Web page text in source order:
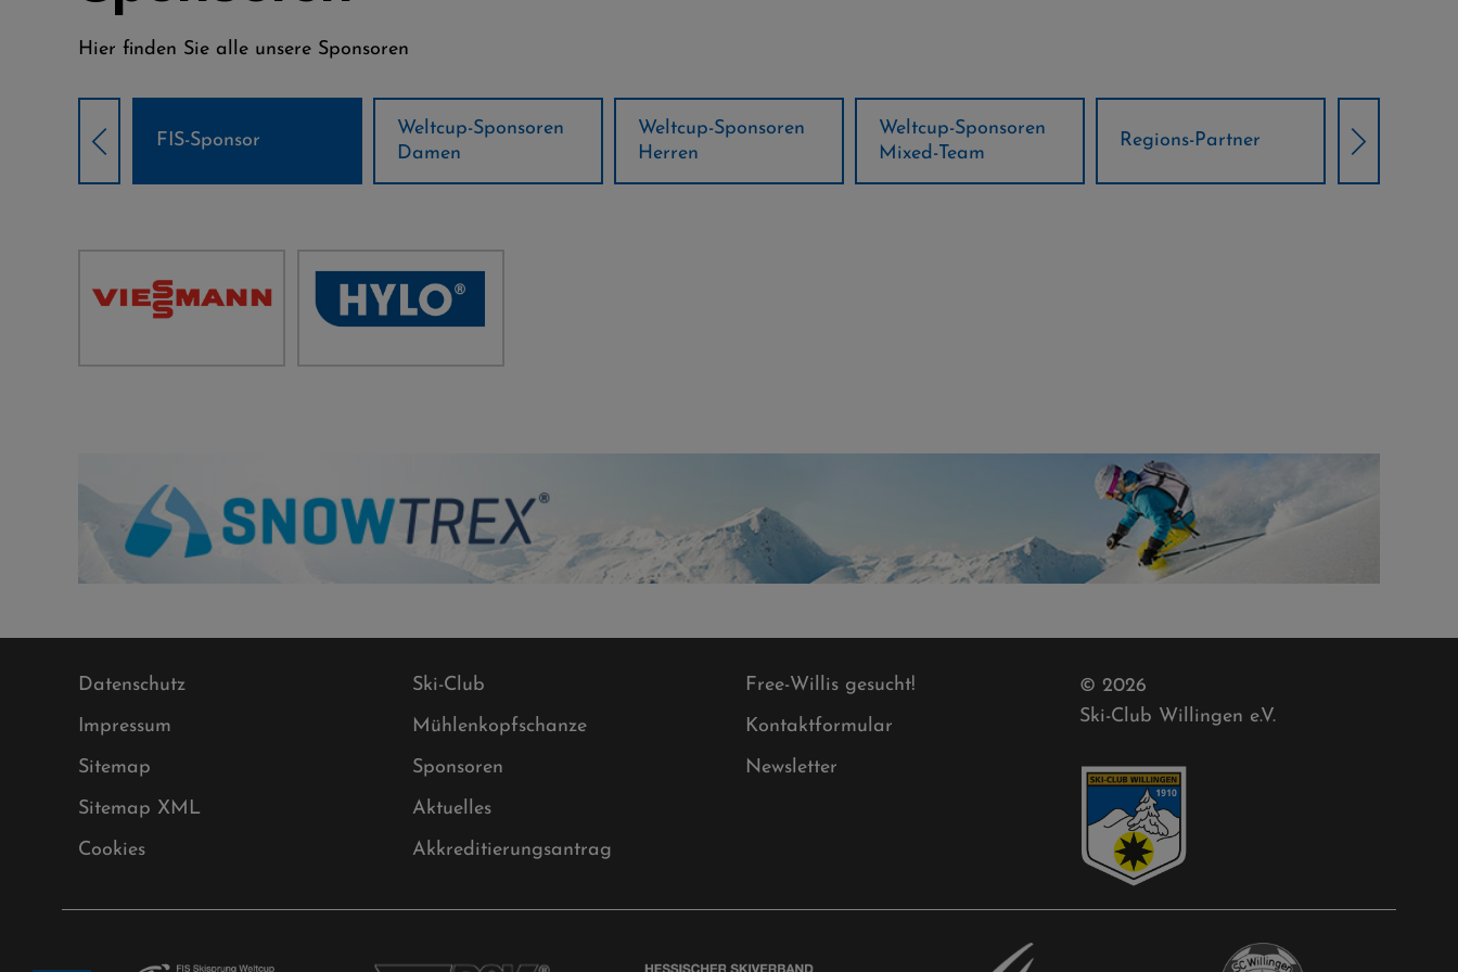
Hier finden Sie alle unsere Sponsoren
Weltcup-Sponsoren
Damen
Weltcup-Sponsoren
Herren
Weltcup-Sponsoren
Mixed-Team
Regions-Partner
Örtliche Weltcup-
Partner
Klima
Datenschutz
Impressum
Sitemap
Sitemap XML
Cookies
Ski-Club
Mühlenkopfschanze
Sponsoren
Aktuelles
Akkreditierungsantrag
Free-Willis gesucht!
Kontaktformular
Newsletter
© 2026
Ski-Club Willingen e.V.